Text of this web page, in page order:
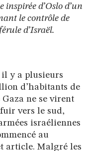
d’Oslo d’un
le contrôle de
d’Israël.
y a plusieurs
d’habitants de
ne se virent
vers le sud,
israéliennes
au
article. Malgré les